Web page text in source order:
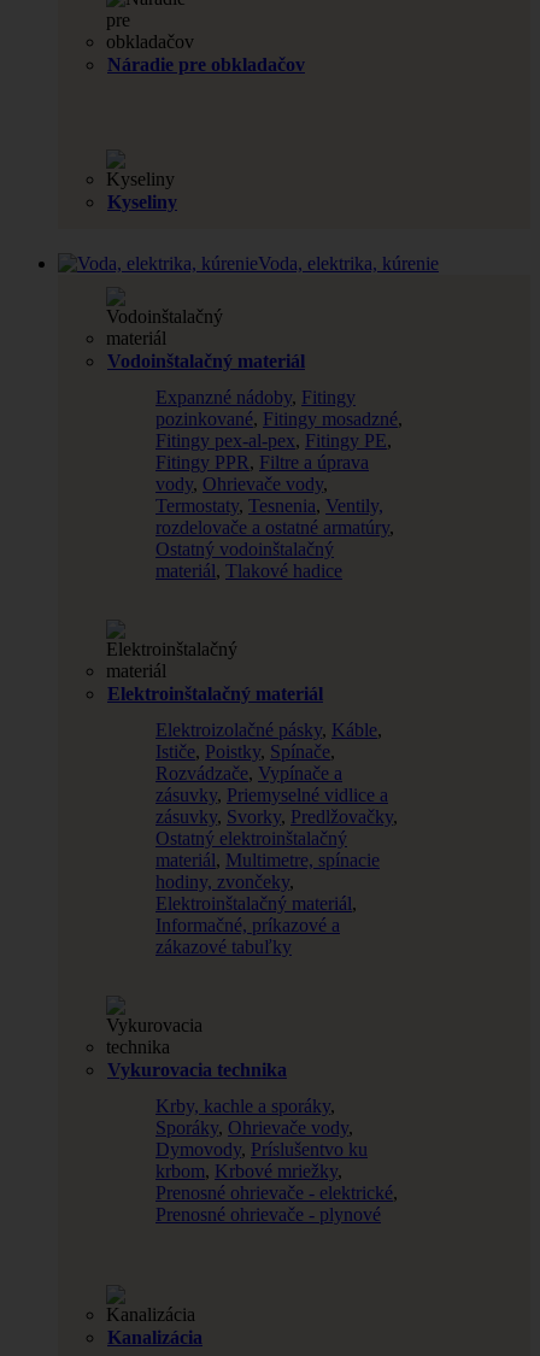
Náradie pre obkladačov
Kyseliny
Voda, elektrika, kúrenie
Vodoinštalačný materiál
Expanzné nádoby, Fitingy
pozinkované, Fitingy mosadzné,
Fitingy pex-al-pex, Fitingy PE,
Fitingy PPR, Filtre a úprava
vody, Ohrievače vody,
Termostaty, Tesnenia, Ventily,
rozdelovače a ostatné armatúry,
Ostatný vodoinštalačný
materiál, Tlakové hadice
Elektroinštalačný materiál
Elektroizolačné pásky, Káble,
Ističe, Poistky, Spínače,
Rozvádzače, Vypínače a
zásuvky, Priemyselné vidlice a
zásuvky, Svorky, Predlžovačky,
Ostatný elektroinštalačný
materiál, Multimetre, spínacie
hodiny, zvončeky,
Elektroinštalačný materiál,
Informačné, príkazové a
zákazové tabuľky
Vykurovacia technika
Krby, kachle a sporáky,
Sporáky, Ohrievače vody,
Dymovody, Príslušentvo ku
krbom, Krbové mriežky,
Prenosné ohrievače - elektrické,
Prenosné ohrievače - plynové
Kanalizácia